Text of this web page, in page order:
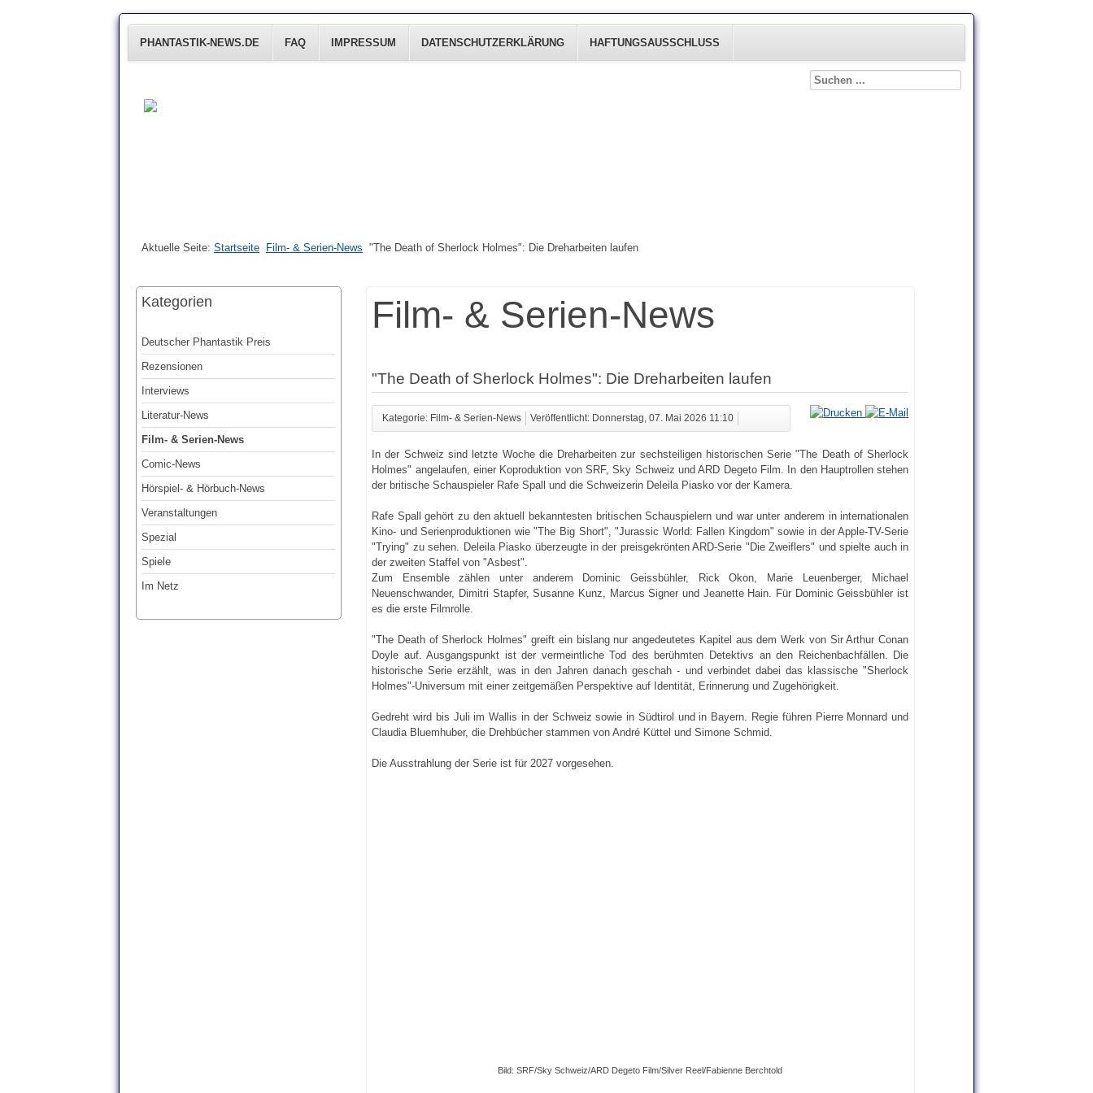
PHANTASTIK-NEWS.DE FAQ IMPRESSUM DATENSCHUTZERKLÄRUNG HAFTUNGSAUSSCHLUSS
Aktuelle Seite: Startseite Film- & Serien-News "The Death of Sherlock Holmes": Die Dreharbeiten laufen
Kategorien
Deutscher Phantastik Preis
Rezensionen
Interviews
Literatur-News
Film- & Serien-News
Comic-News
Hörspiel- & Hörbuch-News
Veranstaltungen
Spezial
Spiele
Im Netz
Film- & Serien-News
"The Death of Sherlock Holmes": Die Dreharbeiten laufen
Kategorie: Film- & Serien-News Veröffentlicht: Donnerstag, 07. Mai 2026 11:10
In der Schweiz sind letzte Woche die Dreharbeiten zur sechsteiligen historischen Serie "The Death of Sherlock
Holmes" angelaufen, einer Koproduktion von SRF, Sky Schweiz und ARD Degeto Film. In den Hauptrollen stehen
der britische Schauspieler Rafe Spall und die Schweizerin Deleila Piasko vor der Kamera.
Rafe Spall gehört zu den aktuell bekanntesten britischen Schauspielern und war unter anderem in internationalen
Kino- und Serienproduktionen wie "The Big Short", "Jurassic World: Fallen Kingdom" sowie in der Apple-TV-Serie
"Trying" zu sehen. Deleila Piasko überzeugte in der preisgekrönten ARD-Serie "Die Zweiflers" und spielte auch in
der zweiten Staffel von "Asbest".
Zum Ensemble zählen unter anderem Dominic Geissbühler, Rick Okon, Marie Leuenberger, Michael
Neuenschwander, Dimitri Stapfer, Susanne Kunz, Marcus Signer und Jeanette Hain. Für Dominic Geissbühler ist
es die erste Filmrolle.
"The Death of Sherlock Holmes" greift ein bislang nur angedeutetes Kapitel aus dem Werk von Sir Arthur Conan
Doyle auf. Ausgangspunkt ist der vermeintliche Tod des berühmten Detektivs an den Reichenbachfällen. Die
historische Serie erzählt, was in den Jahren danach geschah - und verbindet dabei das klassische "Sherlock
Holmes"-Universum mit einer zeitgemäßen Perspektive auf Identität, Erinnerung und Zugehörigkeit.
Gedreht wird bis Juli im Wallis in der Schweiz sowie in Südtirol und in Bayern. Regie führen Pierre Monnard und
Claudia Bluemhuber, die Drehbücher stammen von André Küttel und Simone Schmid.
Die Ausstrahlung der Serie ist für 2027 vorgesehen.
Bild: SRF/Sky Schweiz/ARD Degeto Film/Silver Reel/Fabienne Berchtold